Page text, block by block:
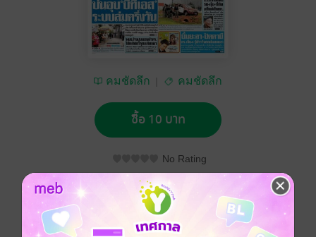
คมชัดลึก คมชัดลึก
ซื้อ 10 บาท
No Rating
อยากได้ ซื้อเป็นของขวัญ ติดตาม แชร์